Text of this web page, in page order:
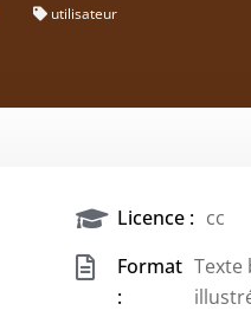
utilisateur
Licence : cc
Format
:
Texte